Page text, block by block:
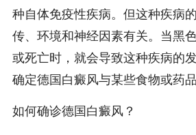
种自体免疫性疾病。但这种疾病
传、环境和神经因素有关。当黑
或死亡时，就会导致这种疾病的
确定德国白癜风与某些食物或药品
如何确诊德国白癜风？